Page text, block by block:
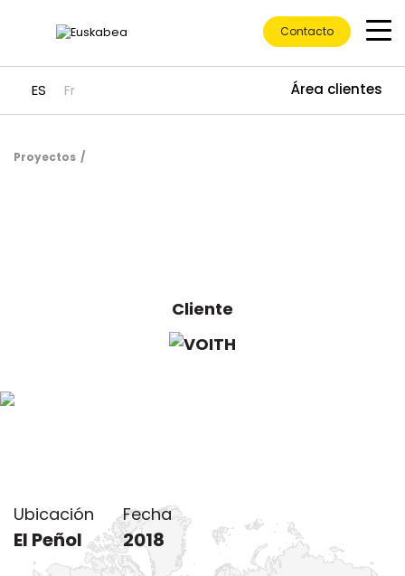
Ir directamente al contenido
ES Fr Área clientes
Contacto
Proyectos
Cliente
Ubicación del proyecto
Ubicación
El Peñol
Fecha
2018